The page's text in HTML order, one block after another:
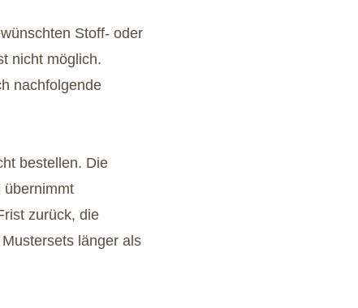
Stoff- oder
nicht möglich.
nachfolgende
bestellen. Die
übernimmt
zurück, die
länger als